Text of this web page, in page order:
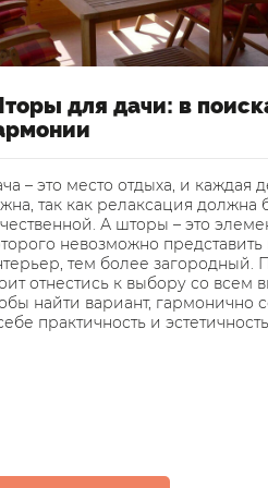
для дачи: в
– это место отдыха, и каждая
так как релаксация должна
А шторы – это
невозможно
тем более загородный.
отнестись к выбору со всем
найти вариант, гармонично
практичность и